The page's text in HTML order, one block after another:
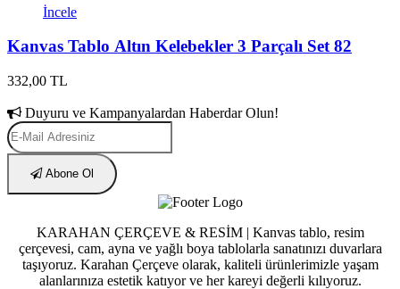
İncele
Kanvas Tablo Altın Kelebekler 3 Parçalı Set 82
332,00 TL
Duyuru ve Kampanyalardan Haberdar Olun!
Abone Ol
KARAHAN ÇERÇEVE & RESİM | Kanvas tablo, resim
çerçevesi, cam, ayna ve yağlı boya tablolarla sanatınızı duvarlara
taşıyoruz. Karahan Çerçeve olarak, kaliteli ürünlerimizle yaşam
alanlarınıza estetik katıyor ve her kareyi değerli kılıyoruz.